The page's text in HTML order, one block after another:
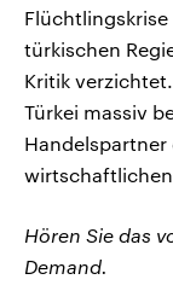
türkischen
Kritik
Türkei massiv
Handelspartner
Hören Sie das
Demand.